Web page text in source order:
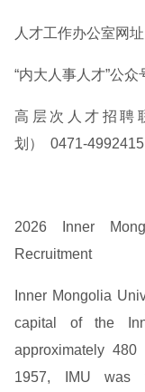
人才工作办公室网
“内大人事人才”公众
高层次人才招聘
划） 0471-4992415
2026 Inner
Recruitment
Inner Mongolia
capital of the
approximately
1957, IMU was